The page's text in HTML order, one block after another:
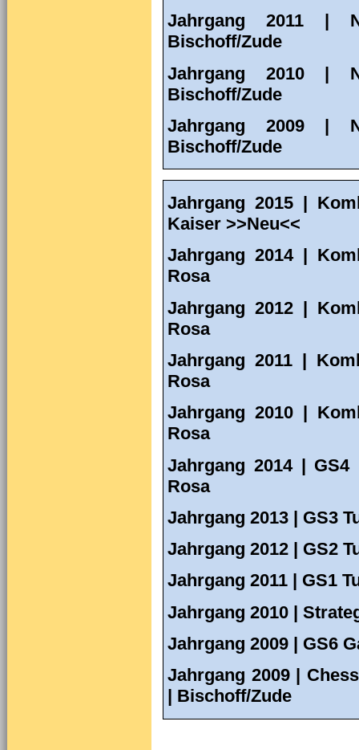
Jahrgang 2011 |
Bischoff/Zude
Jahrgang 2010 |
Bischoff/Zude
Jahrgang 2009 |
Bischoff/Zude
Jahrgang 2015 |
Kaiser >>Neu<<
Jahrgang 2014 |
Rosa
Jahrgang 2012 |
Rosa
Jahrgang 2011 |
Rosa
Jahrgang 2010 |
Rosa
Jahrgang 2014 |
Rosa
Jahrgang 2013 | GS3
Jahrgang 2012 | GS2
Jahrgang 2011 | GS1
Jahrgang 2010 |
Jahrgang 2009 | GS6
Jahrgang 2009 |
| Bischoff/Zude